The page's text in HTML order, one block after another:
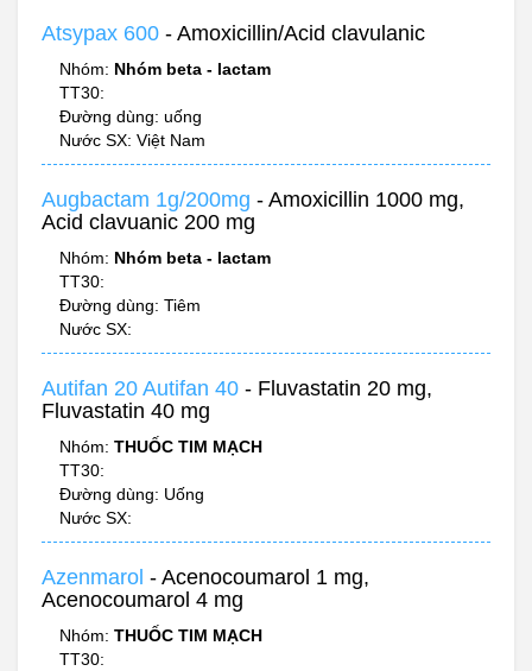
Atsypax 600 - Amoxicillin/Acid clavulanic
Nhóm: Nhóm beta - lactam
TT30:
Đường dùng: uống
Nước SX: Việt Nam
Augbactam 1g/200mg - Amoxicillin 1000 mg,
Acid clavuanic 200 mg
Nhóm: Nhóm beta - lactam
TT30:
Đường dùng: Tiêm
Nước SX:
Autifan 20 Autifan 40 - Fluvastatin 20 mg,
Fluvastatin 40 mg
Nhóm: THUỐC TIM MẠCH
TT30:
Đường dùng: Uống
Nước SX:
Azenmarol - Acenocoumarol 1 mg,
Acenocoumarol 4 mg
Nhóm: THUỐC TIM MẠCH
TT30: